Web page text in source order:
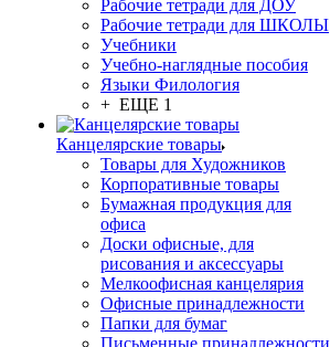
Рабочие тетради для ДОУ
Рабочие тетради для ШКОЛЫ
Учебники
Учебно-наглядные пособия
Языки Филология
+ ЕЩЕ 1
Канцелярские товары
Товары для Художников
Корпоративные товары
Бумажная продукция для
офиса
Доски офисные, для
рисования и аксессуары
Мелкоофисная канцелярия
Офисные принадлежности
Папки для бумаг
Письменные принадлежности